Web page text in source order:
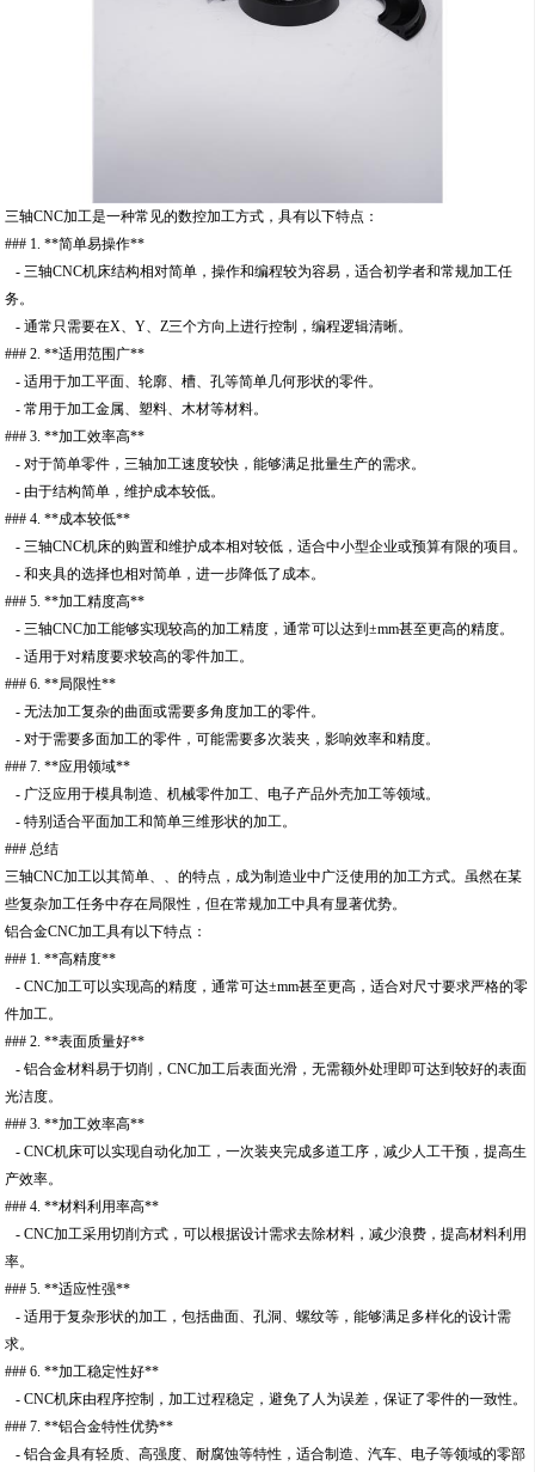
三轴CNC加工是一种常见的数控加工方式，具有以下特点：
### 1. **简单易操作**
- 三轴CNC机床结构相对简单，操作和编程较为容易，适合初学者和常规加工任
务。
- 通常只需要在X、Y、Z三个方向上进行控制，编程逻辑清晰。
### 2. **适用范围广**
- 适用于加工平面、轮廓、槽、孔等简单几何形状的零件。
- 常用于加工金属、塑料、木材等材料。
### 3. **加工效率高**
- 对于简单零件，三轴加工速度较快，能够满足批量生产的需求。
- 由于结构简单，维护成本较低。
### 4. **成本较低**
- 三轴CNC机床的购置和维护成本相对较低，适合中小型企业或预算有限的项目。
- 和夹具的选择也相对简单，进一步降低了成本。
### 5. **加工精度高**
- 三轴CNC加工能够实现较高的加工精度，通常可以达到±mm甚至更高的精度。
- 适用于对精度要求较高的零件加工。
### 6. **局限性**
- 无法加工复杂的曲面或需要多角度加工的零件。
- 对于需要多面加工的零件，可能需要多次装夹，影响效率和精度。
### 7. **应用领域**
- 广泛应用于模具制造、机械零件加工、电子产品外壳加工等领域。
- 特别适合平面加工和简单三维形状的加工。
### 总结
三轴CNC加工以其简单、、的特点，成为制造业中广泛使用的加工方式。虽然在某
些复杂加工任务中存在局限性，但在常规加工中具有显著优势。
铝合金CNC加工具有以下特点：
### 1. **高精度**
- CNC加工可以实现高的精度，通常可达±mm甚至更高，适合对尺寸要求严格的零
件加工。
### 2. **表面质量好**
- 铝合金材料易于切削，CNC加工后表面光滑，无需额外处理即可达到较好的表面
光洁度。
### 3. **加工效率高**
- CNC机床可以实现自动化加工，一次装夹完成多道工序，减少人工干预，提高生
产效率。
### 4. **材料利用率高**
- CNC加工采用切削方式，可以根据设计需求去除材料，减少浪费，提高材料利用
率。
### 5. **适应性强**
- 适用于复杂形状的加工，包括曲面、孔洞、螺纹等，能够满足多样化的设计需
求。
### 6. **加工稳定性好**
- CNC机床由程序控制，加工过程稳定，避免了人为误差，保证了零件的一致性。
### 7. **铝合金特性优势**
- 铝合金具有轻质、高强度、耐腐蚀等特性，适合制造、汽车、电子等领域的零部